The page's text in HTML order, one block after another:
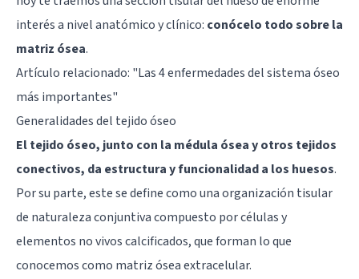
interés a nivel anatómico y clínico: conócelo todo sobre la
matriz ósea.
Artículo relacionado: "Las 4 enfermedades del sistema óseo
más importantes"
Generalidades del tejido óseo
El tejido óseo, junto con la médula ósea y otros tejidos
conectivos, da estructura y funcionalidad a los huesos.
Por su parte, este se define como una organización tisular
de naturaleza conjuntiva compuesto por células y
elementos no vivos calcificados, que forman lo que
conocemos como matriz ósea extracelular.